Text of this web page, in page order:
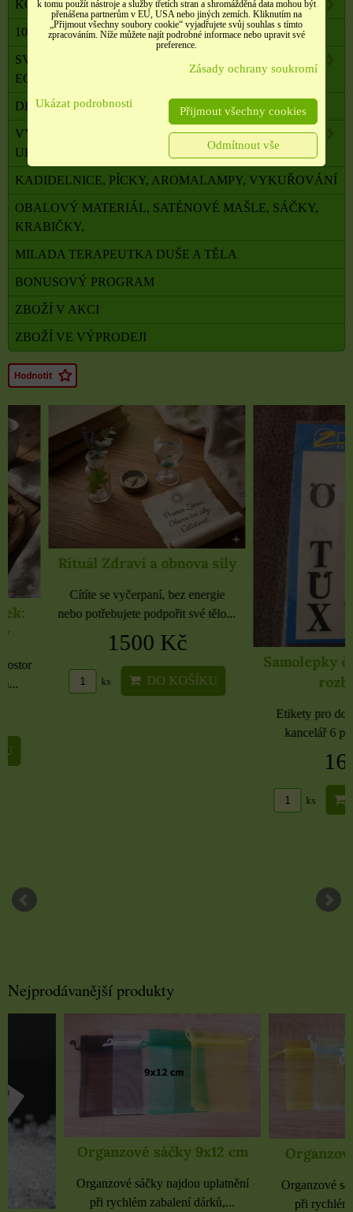
KOMPONENTY K VÝROBĚ SVÍČEK, ŠPERKŮ
100 % PŘÍRODNÍ ESENCIÁLNÍ OLEJE SALOOS
SVÍČKY Z PALMOVÉHO A SÓJOVÉHO VOSKU
ECO
DRAHÉ A LÉČIVÉ KAMENY
VYKUŘOVADLA, VONNÉ TYČINKY A ŠIŠKY,
UHLÍKY
KADIDELNICE, PÍCKY, AROMALAMPY, VYKUŘOVÁNÍ
OBALOVÝ MATERIÁL, SATÉNOVÉ MAŠLE, SÁČKY,
KRABIČKY,
MILADA TERAPEUTKA DUŠE A TĚLA
BONUSOVÝ PROGRAM
ZBOŽÍ V AKCI
ZBOŽÍ VE VÝPRODEJI
Rituál Zdraví a obnova síly
Cítíte se vyčerpaní, bez energie
nebo potřebujete podpořit své tělo...
1500 Kč
DO KOŠÍKU
Samolepky černé
rozbaleno
Etikety pro
kancelář 6 použitých
16 Kč
DO
Nejprodávanější produkty
Organzové sáčky 9x12 cm
Organzové sáčky najdou uplatnění
při rychlém zabalení dárků,...
Organzové sáčky
Organzové sáčky najdou
při rychlém zabalení
k tomu použít nástroje a služby třetích stran a shromážděná data mohou být
přenášena partnerům v EU, USA nebo jiných zemích. Kliknutím na
„Přijmout všechny soubory cookie“ vyjadřujete svůj souhlas s tímto
zpracováním. Níže můžete najít podrobné informace nebo upravit své
preference.
Zásady ochrany soukromí
Ukázat podrobnosti
Přijmout všechny cookies
Odmítnout vše